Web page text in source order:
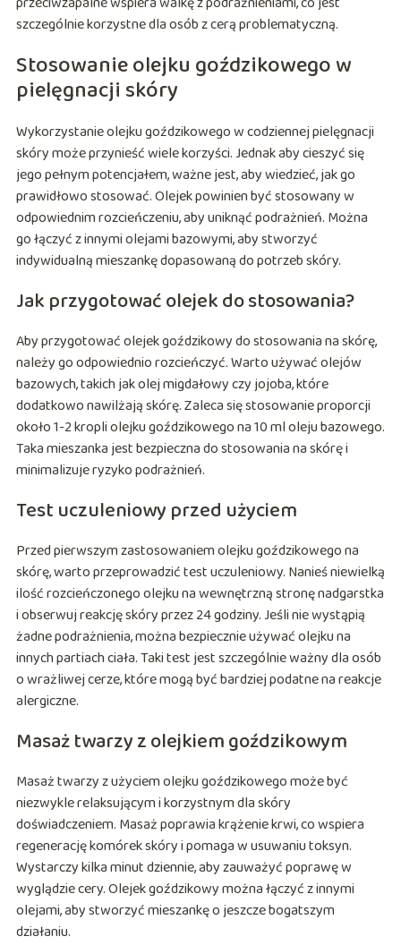
szczególnie korzystne dla osób z cerą problematyczną.
Stosowanie olejku goździkowego w
pielęgnacji skóry
Wykorzystanie olejku goździkowego w codziennej pielęgnacji
skóry może przynieść wiele korzyści. Jednak aby cieszyć się
jego pełnym potencjałem, ważne jest, aby wiedzieć, jak go
prawidłowo stosować. Olejek powinien być stosowany w
odpowiednim rozcieńczeniu, aby uniknąć podrażnień. Można
go łączyć z innymi olejami bazowymi, aby stworzyć
indywidualną mieszankę dopasowaną do potrzeb skóry.
Jak przygotować olejek do stosowania?
Aby przygotować olejek goździkowy do stosowania na skórę,
należy go odpowiednio rozcieńczyć. Warto używać olejów
bazowych, takich jak olej migdałowy czy jojoba, które
dodatkowo nawilżają skórę. Zaleca się stosowanie proporcji
około 1-2 kropli olejku goździkowego na 10 ml oleju bazowego.
Taka mieszanka jest bezpieczna do stosowania na skórę i
minimalizuje ryzyko podrażnień.
Test uczuleniowy przed użyciem
Przed pierwszym zastosowaniem olejku goździkowego na
skórę, warto przeprowadzić test uczuleniowy. Nanieś niewielką
ilość rozcieńczonego olejku na wewnętrzną stronę nadgarstka
i obserwuj reakcję skóry przez 24 godziny. Jeśli nie wystąpią
żadne podrażnienia, można bezpiecznie używać olejku na
innych partiach ciała. Taki test jest szczególnie ważny dla osób
o wrażliwej cerze, które mogą być bardziej podatne na reakcje
alergiczne.
Masaż twarzy z olejkiem goździkowym
Masaż twarzy z użyciem olejku goździkowego może być
niezwykle relaksującym i korzystnym dla skóry
doświadczeniem. Masaż poprawia krążenie krwi, co wspiera
regenerację komórek skóry i pomaga w usuwaniu toksyn.
Wystarczy kilka minut dziennie, aby zauważyć poprawę w
wyglądzie cery. Olejek goździkowy można łączyć z innymi
olejami, aby stworzyć mieszankę o jeszcze bogatszym
działaniu.